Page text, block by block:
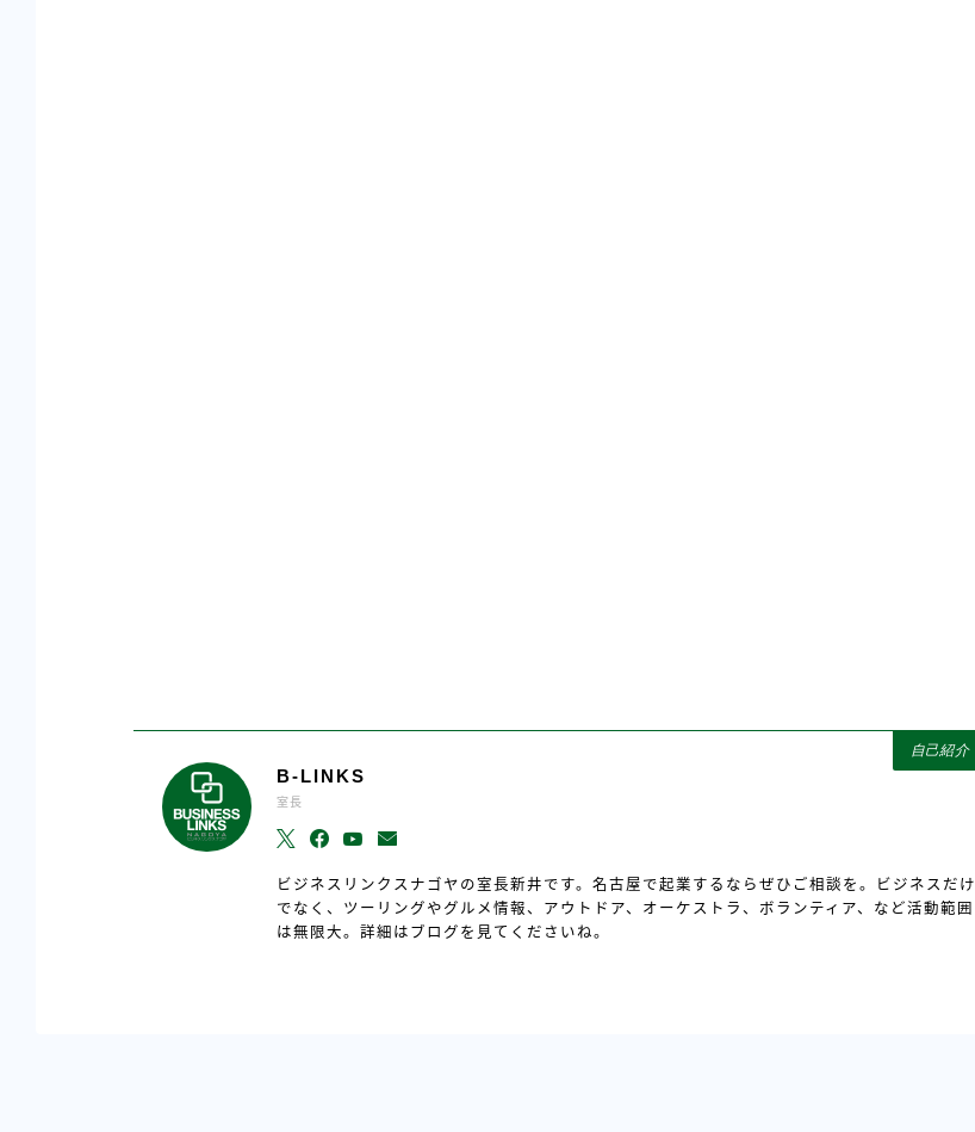
自己紹介
B-LINKS
室長
ビジネスリンクスナゴヤの室長新井です。名古屋で起業するならぜひご相談を。ビジネスだけ
でなく、ツーリングやグルメ情報、アウトドア、オーケストラ、ボランティア、など活動範囲
は無限大。詳細はブログを見てくださいね。